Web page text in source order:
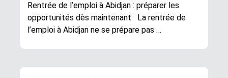
Rentrée de l’emploi à Abidjan : préparer les
opportunités dès maintenant La rentrée de
l’emploi à Abidjan ne se prépare pas …